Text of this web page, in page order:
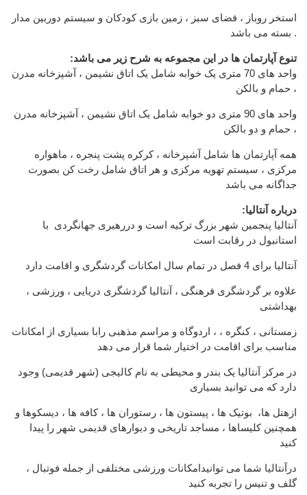
استخر روباز ، فضای سبز ، زمین بازی کودکان و سیستم دوربین مدار
بسته می باشد .
:تنوع آپارتمان ها در این مجموعه به شرح زیر می باشد
واحد های 70 متری یک خوابه شامل یک اتاق نشیمن ، آشپزخانه مدرن
، حمام و بالکن
واحد های 90 متری دو خوابه شامل یک اتاق نشیمن ، آشپزخانه مدرن
، حمام و دو بالکن
همه آپارتمان ها شامل آشپزخانه ، کرکره پشت پنجره ، ماهواره
مرکزی ، سیستم تهویه مرکزی و هر اتاق شامل رخت کن بصورت
جداگانه می باشد
:درباره آنتالیا
آنتالیا پنجمین شهر بزرگ ترکیه است و دررهبری جهانگردی با
استانبول در رقابت است
آنتالیا برای 4 فصل در تمام سال امکانات گردشگری و اقامت دارد
علاوه بر گردشگری فرهنگی ، آنتالیا گردشگری دریایی ، ورزشی ،
بهداشتی
زمستانی ، کنگره ، ، اردوگاه و مراسم مذهبی رابا بسیاری از امکانات
مناسب برای اقامت در اختیار شما قرار می دهد
در مرکز آنتالیا یک بندر و محیطی به نام کالیجی (شهر قدیمی) وجود
دارد که می توانید بسیاری
ازهتل ها، بوتیک ها ، پیستون ها ، رستوران ها ، کافه ها ، دیسکوها و
همچنین کلیساها ، مساجد تاریخی و دیوارهای قدیمی شهر را پیدا
کنید
درآنتالیا شما می توانیدامکانات ورزشی مختلفی از جمله فوتبال ،
گلف و تنیس را تجربه کنید